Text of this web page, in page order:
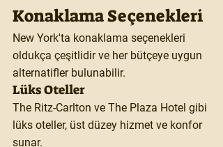
Konaklama Seçenekleri
New York'ta konaklama seçenekleri
oldukça çeşitlidir ve her bütçeye uygun
alternatifler bulunabilir.
Lüks Oteller
The Ritz-Carlton ve The Plaza Hotel gibi
lüks oteller, üst düzey hizmet ve konfor
sunar.